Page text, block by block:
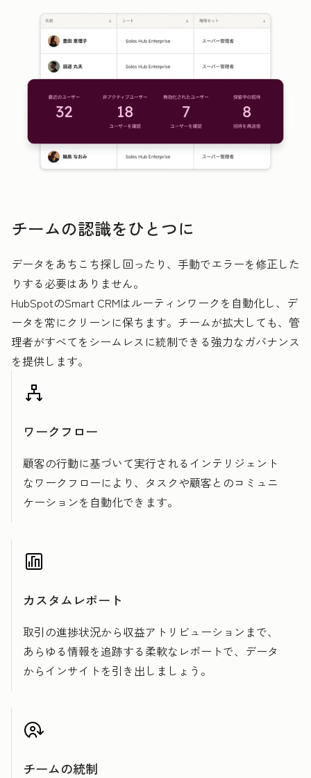
チームの認識をひとつに
データをあちこち探し回ったり、手動でエラーを修正した
りする必要はありません。
HubSpotのSmart CRMはルーティンワークを自動化し、デ
ータを常にクリーンに保ちます。チームが拡大しても、管
理者がすべてをシームレスに統制できる強力なガバナンス
を提供します。
ワークフロー
顧客の行動に基づいて実行されるインテリジェント
なワークフローにより、タスクや顧客とのコミュニ
ケーションを自動化できます。
カスタムレポート
取引の進捗状況から収益アトリビューションまで、
あらゆる情報を追跡する柔軟なレポートで、データ
からインサイトを引き出しましょう。
チームの統制